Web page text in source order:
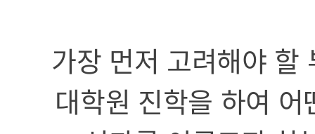
가장 먼저 고려해야
대학원 진학을 하여